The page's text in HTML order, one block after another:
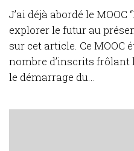
J’ai déjà abordé le MOOC
explorer le futur au
sur cet article. Ce
nombre d’inscrits frôlant
le démarrage du...